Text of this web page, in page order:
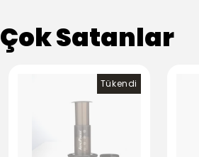
Çok Satanlar
Tükendi